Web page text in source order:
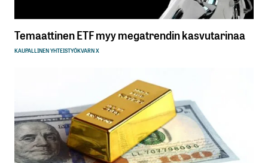
Temaattinen ETF myy megatrendin kasvutarinaa
KAUPALLINEN YHTEISTYÖKVARN X